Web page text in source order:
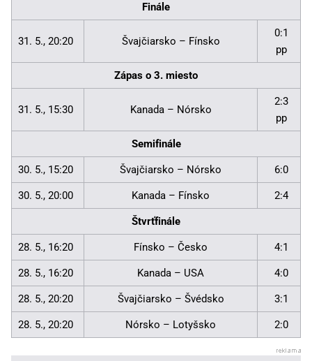
Finále
31. 5., 20:20 Švajčiarsko – Fínsko
0:1
pp
Zápas o 3. miesto
31. 5., 15:30 Kanada – Nórsko
2:3
pp
Semifinále
30. 5., 15:20 Švajčiarsko – Nórsko 6:0
30. 5., 20:00 Kanada – Fínsko 2:4
Štvrťfinále
28. 5., 16:20 Fínsko – Česko 4:1
28. 5., 16:20 Kanada – USA 4:0
28. 5., 20:20 Švajčiarsko – Švédsko 3:1
28. 5., 20:20 Nórsko – Lotyšsko 2:0